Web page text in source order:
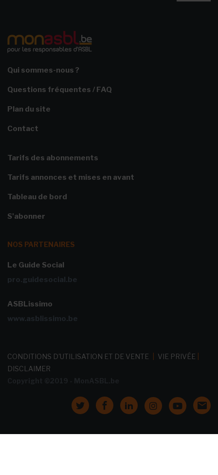
Qui sommes-nous ?
Questions fréquentes / FAQ
Plan du site
Contact
Tarifs des abonnements
Tarifs annonces et mises en avant
Tableau de bord
S'abonner
NOS PARTENAIRES
Le Guide Social
pro.guidesocial.be
ASBLissimo
www.asblissimo.be
CONDITIONS D'UTILISATION ET DE VENTE VIE PRIVÉE
DISCLAIMER